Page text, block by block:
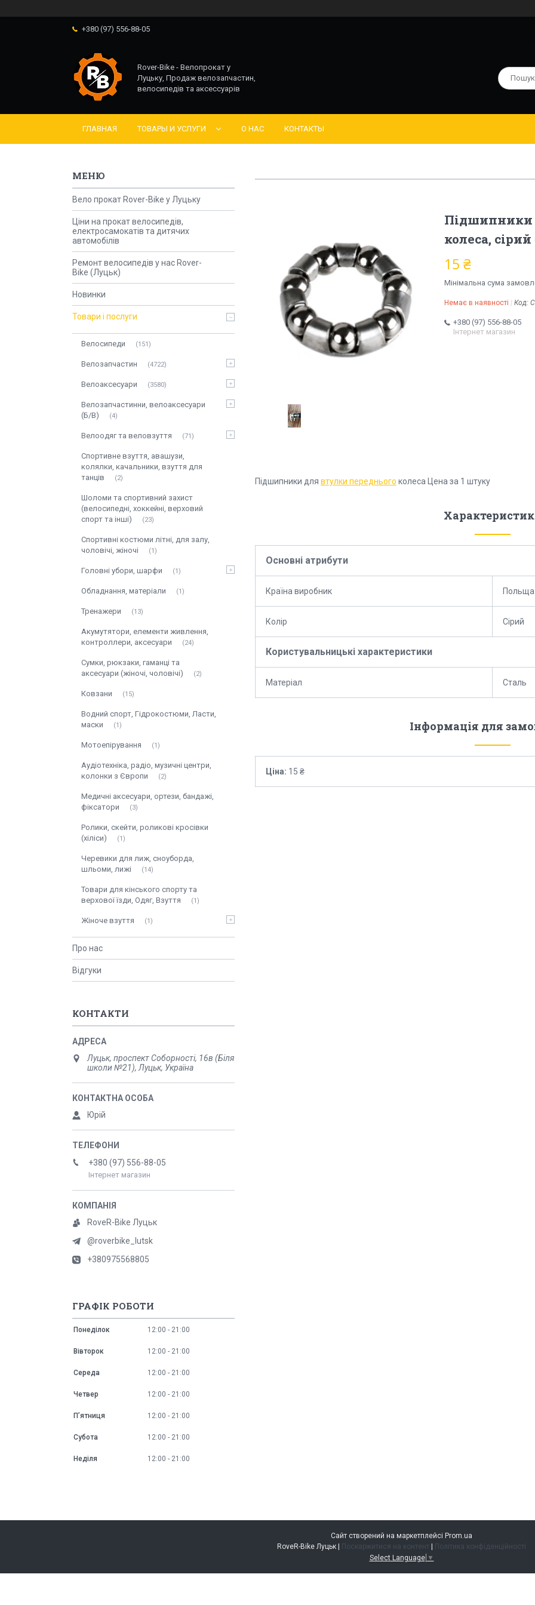
+380 (97) 556-88-05
Rover-Bike - Велопрокат у
Луцьку, Продаж велозапчастин,
велосипедів та аксессуарів
ГЛАВНАЯ ТОВАРЫ И УСЛУГИ О НАС КОНТАКТЫ
Підшипники
колеса,
15 ₴
Мінімальна сума
Немає в наявності Код:
+380 (97) 556-88-05
Інтернет магазин
Підшипники для втулки переднього колеса Цена за 1 штуку
Основні атрибути
Країна виробник Польща
Колір Сірий
Користувальницькі характеристики
Матеріал Сталь
Інформація для
Ціна: 15 ₴
Вело прокат Rover-Bike у Луцьку
Ціни на прокат велосипедів,
електросамокатів та дитячих
автомобілів
Ремонт велосипедів у нас Rover-
Bike (Луцьк)
Новинки
Товари і послуги
Велосипеди 151
Велозапчастин 4722
Велоаксесуари 3580
Велозапчастинни, велоаксесуари
(Б/В)
4
Велоодяг та веловзуття 71
Спортивне взуття, авашузи,
колялки, качальники, взуття для
танців
2
Шоломи та спортивний захист
(велосипедні, хоккейні, верховий
спорт та інші)
23
Спортивні костюми літні, для залу,
чоловічі, жіночі
1
Головні убори, шарфи 1
Обладнання, матеріали 1
Тренажери 13
Акумутятори, елементи живлення,
контроллери, аксесуари
24
Сумки, рюкзаки, гаманці та
аксесуари (жіночі, чоловічі)
2
Ковзани 15
Водний спорт, Гідрокостюми, Ласти,
маски
1
Мотоепірування 1
Аудіотехніка, радіо, музичні центри,
колонки з Європи
2
Медичні аксесуари, ортези, бандажі,
фіксатори
3
Ролики, скейти, роликові кросівки
(хіліси)
1
Черевики для лиж, сноуборда,
шльоми, лижі
14
Товари для кінського спорту та
верхової їзди, Одяг, Взуття
1
Жіноче взуття 1
Про нас
Відгуки
КОНТАКТИ
Луцьк, проспект Соборності, 16в (Біля
школи №21), Луцьк, Україна
Юрій
+380 (97) 556-88-05
Інтернет магазин
RoveR-Bike Луцьк
@roverbike_lutsk
+380975568805
ГРАФІК РОБОТИ
Понеділок 12:00 21:00
Вівторок 12:00 21:00
Середа 12:00 21:00
Четвер 12:00 21:00
Пʼятниця 12:00 21:00
Субота 12:00 21:00
Неділя 12:00 21:00
Сайт створений на маркетплейсі Prom.ua
Поскаржитися на контент
Політика конфіденційності
Select Language ▼